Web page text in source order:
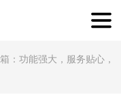
：功能强大，服务贴心，